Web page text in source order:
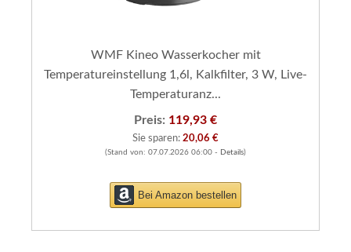
WMF Kineo Wasserkocher mit
Temperatureinstellung 1,6l, Kalkfilter, 3 W, Live-
Temperaturanz...
Preis: 119,93 €
Sie sparen: 20,06 €
(Stand von: 07.07.2026 06:00 - Details)
Bei Amazon bestellen